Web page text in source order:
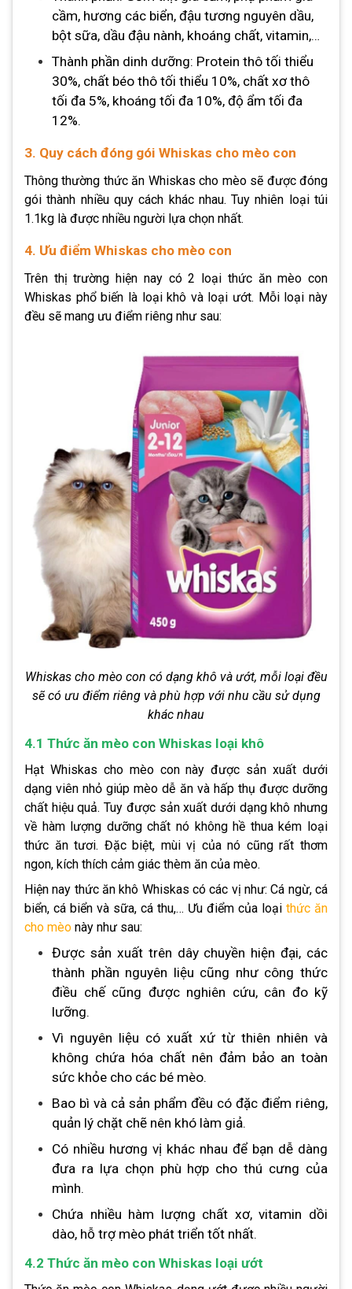
cầm, hương các biển, đậu tương nguyên dầu,
bột sữa, dầu đậu nành, khoáng chất, vitamin,…
Thành phần dinh dưỡng: Protein thô tối thiểu
30%, chất béo thô tối thiểu 10%, chất xơ thô
tối đa 5%, khoáng tối đa 10%, độ ẩm tối đa
12%.
3. Quy cách đóng gói Whiskas cho mèo con
Thông thường thức ăn Whiskas cho mèosẽ được đóng
gói thành nhiều quy cách khác nhau. Tuy nhiên loại túi
1.1kg là được nhiều người lựa chọn nhất.
4. Ưu điểm Whiskas cho mèo con
Trên thị trường hiện nay có 2 loại thức ăn mèo con
Whiskas phổ biến là loại khô và loại ướt. Mỗi loại này
đều sẽ mang ưu điểm riêng như sau:
Whiskas cho mèo con có dạng khô và ướt, mỗi loại đều
sẽ có ưu điểm riêng và phù hợp với nhu cầu sử dụng
khác nhau
4.1 Thức ăn mèo con Whiskas loại khô
Hạt Whiskas cho mèo con này được sản xuất dưới
dạng viên nhỏ giúp mèo dễ ăn và hấp thụ được dưỡng
chất hiệu quả. Tuy được sản xuất dưới dạng khô nhưng
về hàm lượng dưỡng chất nó không hề thua kém loại
thức ăn tươi. Đặc biệt, mùi vị của nó cũng rất thơm
ngon, kích thích cảm giác thèm ăn của mèo.
Hiện nay thức ăn khô Whiskas có các vị như: Cá ngừ, cá
biển, cá biển và sữa, cá thu,… Ưu điểm của loại thức ăn
cho mèo này như sau:
Được sản xuất trên dây chuyền hiện đại, các
thành phần nguyên liệu cũng như công thức
điều chế cũng được nghiên cứu, cân đo kỹ
lưỡng.
Vì nguyên liệu có xuất xứ từ thiên nhiên và
không chứa hóa chất nên đảm bảo an toàn
sức khỏe cho các bé mèo.
Bao bì và cả sản phẩm đều có đặc điểm riêng,
quản lý chặt chẽ nên khó làm giả.
Có nhiều hương vị khác nhau để bạn dễ dàng
đưa ra lựa chọn phù hợp cho thú cưng của
mình.
Chứa nhiều hàm lượng chất xơ, vitamin dồi
dào, hỗ trợ mèo phát triển tốt nhất.
4.2 Thức ăn mèo con Whiskas loại ướt